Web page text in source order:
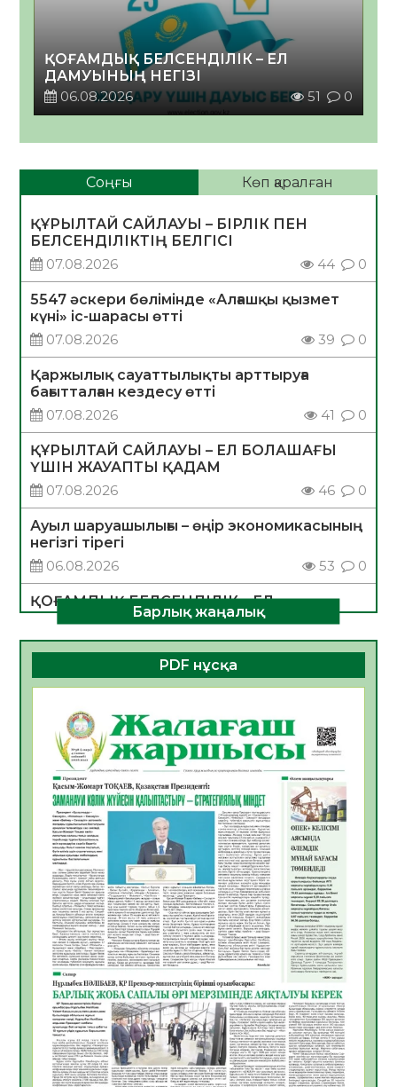
ҚОҒАМДЫҚ БЕЛСЕНДІЛІК – ЕЛ
ДАМУЫНЫҢ НЕГІЗІ
06.08.2026
51 0
Соңғы Көп қаралған
ҚҰРЫЛТАЙ САЙЛАУЫ – БІРЛІК ПЕН
БЕЛСЕНДІЛІКТІҢ БЕЛГІСІ
07.08.2026
44 0
5547 әскери бөлімінде «Алғашқы қызмет
күні» іс-шарасы өтті
07.08.2026
39 0
Қаржылық сауаттылықты арттыруға
бағытталған кездесу өтті
07.08.2026
41 0
ҚҰРЫЛТАЙ САЙЛАУЫ – ЕЛ БОЛАШАҒЫ
ҮШІН ЖАУАПТЫ ҚАДАМ
07.08.2026
46 0
Ауыл шаруашылығы – өңір экономикасының
негізгі тірегі
06.08.2026
53 0
ҚОҒАМДЫҚ БЕЛСЕНДІЛІК – ЕЛ
ДАМУЫНЫҢ НЕГІЗІ
06.08.2026
51 0
ҚҰРЫЛТАЙ САЙЛАУЫ – БОЛАШАҚҚА
06.08.2026
Инфекциялық ауруларға қарсы иммундау
жұмыстарының тиімділігі
06.08.2026
55
Көкжөтел ауруы туралы
06.08.2026
53
АПВ вакцинасы туралы мәлімет
06.08.2026
52
Open Air: Қызылорда облысы полиция
департаменті 20 мыңнан астам
көрерменнің қауіпсіздігін қамтамасыз етті
06.08.2026
64
ҚЫЗЫЛОРДАДА «САНАЛЫ ҰРПАҚ –
ЖАРҚЫН БОЛАШАҚ» АТТЫ КЕҢЕЙТІЛГЕН
МӘЖІЛІС ӨТТІ
Барлық жаңалық
PDF нұсқа